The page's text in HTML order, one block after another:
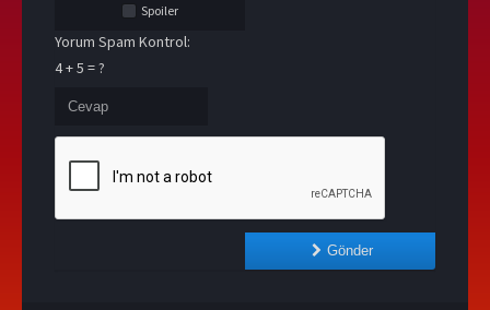
Spoiler
Yorum Spam Kontrol:
4 + 5 = ?
Gönder